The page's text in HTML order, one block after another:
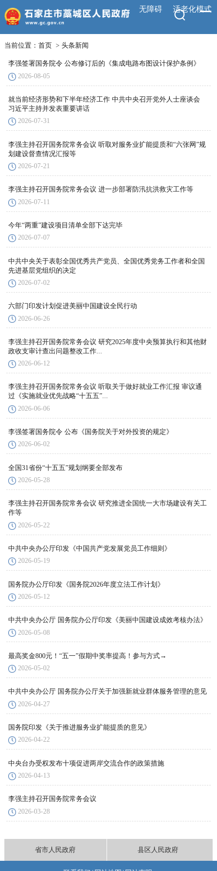
无障碍 适老化模式
当前位置： 首页 > 头条新闻
李强签署国务院令 公布修订后的《集成电路布图设计保护条例》
2026-08-05
就当前经济形势和下半年经济工作 中共中央召开党外人士座谈会
习近平主持并发表重要讲话
2026-07-31
李强主持召开国务院常务会议 听取对服务业扩能提质和“六张网”规
划建设督查情况汇报等
2026-07-21
李强主持召开国务院常务会议 进一步部署防汛抗洪救灾工作等
2026-07-11
今年“两重”建设项目清单全部下达完毕
2026-07-07
中共中央关于表彰全国优秀共产党员、全国优秀党务工作者和全国
先进基层党组织的决定
2026-07-02
六部门印发计划促进美丽中国建设全民行动
2026-06-26
李强主持召开国务院常务会议 研究2025年度中央预算执行和其他财
政收支审计查出问题整改工作...
2026-06-12
李强主持召开国务院常务会议 听取关于做好就业工作汇报 审议通
过《实施就业优先战略“十五五”...
2026-06-06
李强签署国务院令 公布《国务院关于对外投资的规定》
2026-06-02
全国31省份“十五五”规划纲要全部发布
2026-05-28
李强主持召开国务院常务会议 研究推进全国统一大市场建设有关工
作等
2026-05-22
中共中央办公厅印发《中国共产党发展党员工作细则》
2026-05-19
国务院办公厅印发《国务院2026年度立法工作计划》
2026-05-12
中共中央办公厅 国务院办公厅印发《美丽中国建设成效考核办法》
2026-05-08
最高奖金800元！“五一”假期中奖率提高！参与方式→
2026-05-02
中共中央办公厅 国务院办公厅关于加强新就业群体服务管理的意见
2026-04-27
国务院印发《关于推进服务业扩能提质的意见》
2026-04-22
中央台办受权发布十项促进两岸交流合作的政策措施
2026-04-13
李强主持召开国务院常务会议
2026-03-28
省市人民政府 县区人民政府